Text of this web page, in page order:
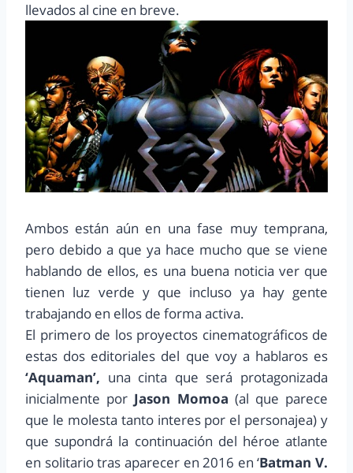
llevados al cine en breve.
Ambos están aún en una fase muy temprana,
pero debido a que ya hace mucho que se viene
hablando de ellos, es una buena noticia ver que
tienen luz verde y que incluso ya hay gente
trabajando en ellos de forma activa.
El primero de los proyectos cinematográficos de
estas dos editoriales del que voy a hablaros es
‘Aquaman’, una cinta que será protagonizada
inicialmente por Jason Momoa (al que parece
que le molesta tanto interes por el personajea) y
que supondrá la continuación del héroe atlante
en solitario tras aparecer en 2016 en ‘Batman V.